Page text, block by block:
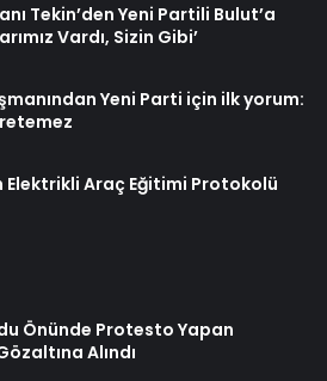
Tekin’den Yeni Partili Bulut’a
Vardı, Sizin Gibi’
Yeni Parti için ilk yorum:
Elektrikli Araç Eğitimi Protokolü
Önünde Protesto Yapan
Alındı